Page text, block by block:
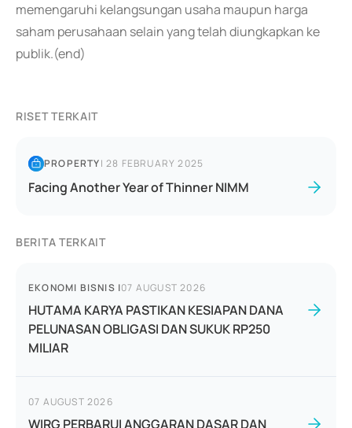
memengaruhi kelangsungan usaha maupun harga
saham perusahaan selain yang telah diungkapkan ke
publik.(end)
RISET TERKAIT
PROPERTY|28 FEBRUARY 2025
Facing Another Year of Thinner NIMM
BERITA TERKAIT
EKONOMI BISNIS |07 AUGUST 2026
HUTAMA KARYA PASTIKAN KESIAPAN DANA
PELUNASAN OBLIGASI DAN SUKUK RP250
MILIAR
07 AUGUST 2026
WIRG PERBARUI ANGGARAN DASAR DAN